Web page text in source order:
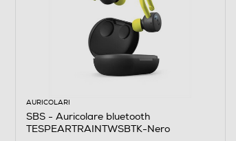
AURICOLARI
SBS - Auricolare bluetooth
TESPEARTRAINTWSBTK-Nero